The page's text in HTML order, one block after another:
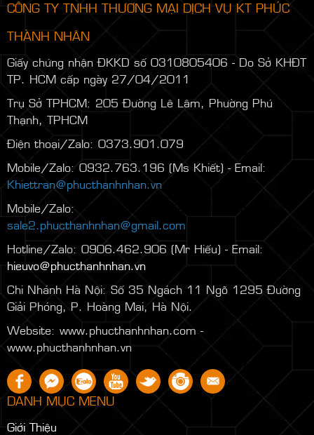
CÔNG TY TNHH THƯƠNG MẠI DỊCH VỤ KT PHÚC
THÀNH NHÂN
Giấy chứng nhận ĐKKD số 0310805406 - Do Sở KHĐT
TP. HCM cấp ngày 27/04/2011
Trụ Sở TPHCM: 205 Đường Lê Lâm, Phường Phú
Thạnh, TPHCM
Điện thoại/Zalo: 0373.901.079
Mobile/Zalo: 0932.763.196 (Ms Khiết) - Email:
Khiettran@phucthanhnhan.vn
Mobile/Zalo:
0986.272.500
sale2.phucthanhnhan@gmail.com
Hotline/Zalo: 0906.462.906 (Mr Hiếu) - Email:
hieuvo@phucthanhnhan.vn
Chi Nhánh Hà Nội: Số 35 Ngách 11 Ngõ 1295 Đường
Giải Phóng, P. Hoàng Mai, Hà Nội.
Website: www.phucthanhnhan.com -
www.phucthanhnhan.vn
DANH MỤC MENU
Giới Thiệu